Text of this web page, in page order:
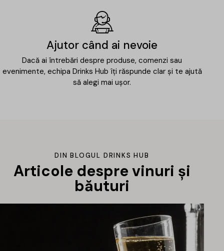
Ajutor când ai nevoie
Dacă ai întrebări despre produse, comenzi sau
evenimente, echipa Drinks Hub îți răspunde clar și te ajută
să alegi mai ușor.
DIN BLOGUL DRINKS HUB
Articole despre vinuri și
băuturi